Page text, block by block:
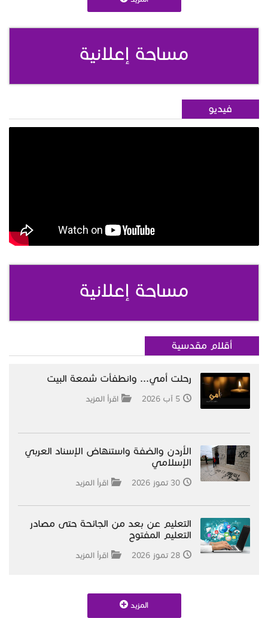
مساحة إعلانية
فيديو
مساحة إعلانية
أقلام مقدسية
رحلت أمي... وانطفأت شمعة البيت
5 آب 2026 اقرأ المزيد
الأردن والضفة واستنهاض الإسناد العربي
الإسلامي
30 تموز 2026 اقرأ المزيد
التعليم عن بعد من الجائحة حتى مصادر
التعليم المفتوح
28 تموز 2026 اقرأ المزيد
المزيد